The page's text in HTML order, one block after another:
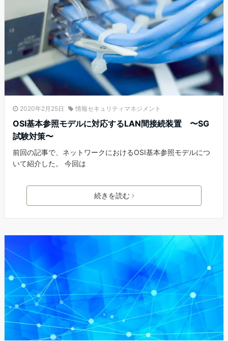
2020年2月25日 情報セキュリティマネジメント
OSI基本参照モデルに対応するLAN間接続装置 〜SG
試験対策〜
前回の記事で、ネットワークにおけるOSI基本参照モデルにつ
いて紹介した。 今回は
続きを読む